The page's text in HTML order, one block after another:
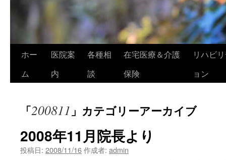
ホー
ム
医院案
内
各種相
談
在宅医療＆介護
保険
リハビ
ョン
「200811 」カテゴリーアーカイブ
2008年11月院長より
投稿日: 2008/11/16作成者: admin